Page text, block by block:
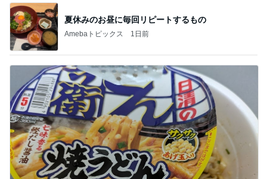
夏休みのお昼に毎回リピートするもの
Amebaトピックス 1日前